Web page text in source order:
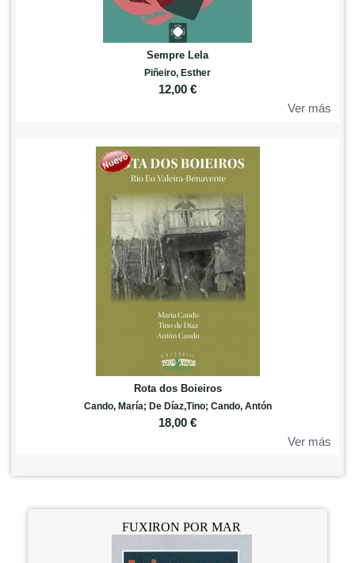
Sempre Lela
Piñeiro, Esther
12,00 €
Ver más
Rota dos Boieiros
Cando, María; De Díaz,Tino; Cando, Antón
18,00 €
Ver más